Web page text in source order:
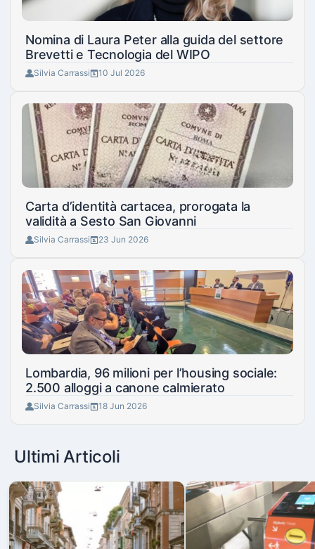
Nomina di Laura Peter alla guida del settore
Brevetti e Tecnologia del WIPO
Silvia Carrassi 10 Jul 2026
Carta d’identità cartacea, prorogata la
validità a Sesto San Giovanni
Silvia Carrassi 23 Jun 2026
Lombardia, 96 milioni per l’housing sociale:
2.500 alloggi a canone calmierato
Silvia Carrassi 18 Jun 2026
Ultimi Articoli